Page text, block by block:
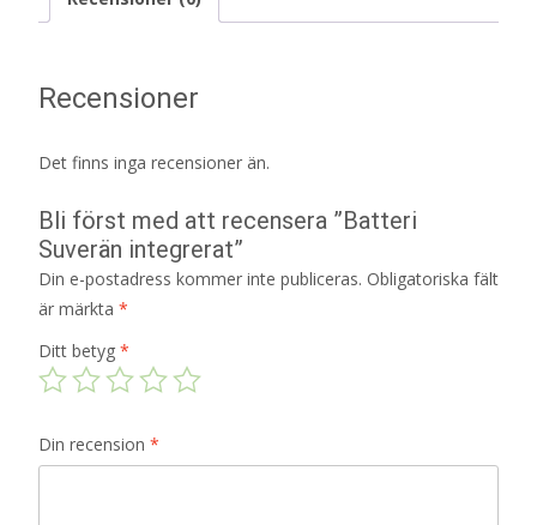
Recensioner
Det finns inga recensioner än.
Bli först med att recensera ”Batteri
Suverän integrerat”
Din e-postadress kommer inte publiceras. Obligatoriska fält
är märkta *
Ditt betyg *
Din recension *